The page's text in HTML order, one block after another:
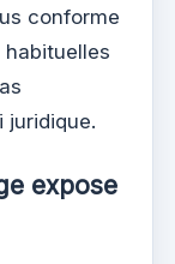
conforme
juridique.
expose